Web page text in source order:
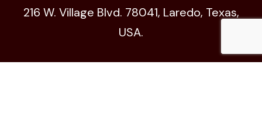
216 W. Village Blvd. 78041, Laredo, Texas,
USA.